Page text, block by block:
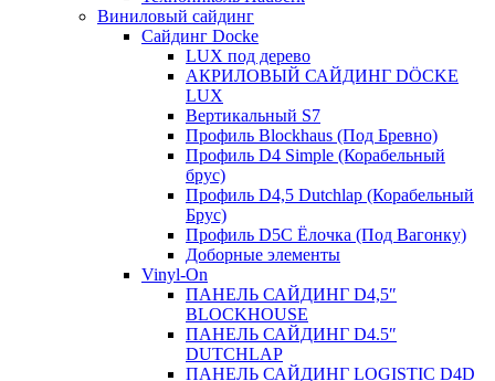
Виниловый сайдинг
Сайдинг Docke
LUX под дерево
АКРИЛОВЫЙ САЙДИНГ DÖCKE
LUX
Вертикальный S7
Профиль Blockhaus (Под Бревно)
Профиль D4 Simple (Корабельный
брус)
Профиль D4,5 Dutchlap (Корабельный
Брус)
Профиль D5C Ёлочка (Под Вагонку)
Доборные элементы
Vinyl-On
ПАНЕЛЬ САЙДИНГ D4,5″
BLOCKHOUSE
ПАНЕЛЬ САЙДИНГ D4.5″
DUTCHLAP
ПАНЕЛЬ САЙДИНГ LOGISTIC D4D